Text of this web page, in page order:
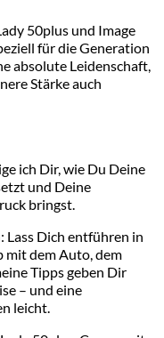
50plus und Image
für die Generation
absolute Leidenschaft,
Stärke auch
ich Dir, wie Du Deine
und Deine
bringst.
Lass Dich entführen in
mit dem Auto, dem
Tipps geben Dir
– und eine
leicht.